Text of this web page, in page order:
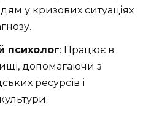
у кризових ситуаціях
психолог: Працює в
допомагаючи з
ресурсів і